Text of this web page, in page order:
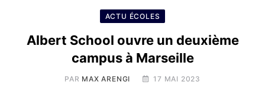
ACTU ÉCOLES
Albert School ouvre un deuxième
campus à Marseille
PAR MAX ARENGI 17 MAI 2023